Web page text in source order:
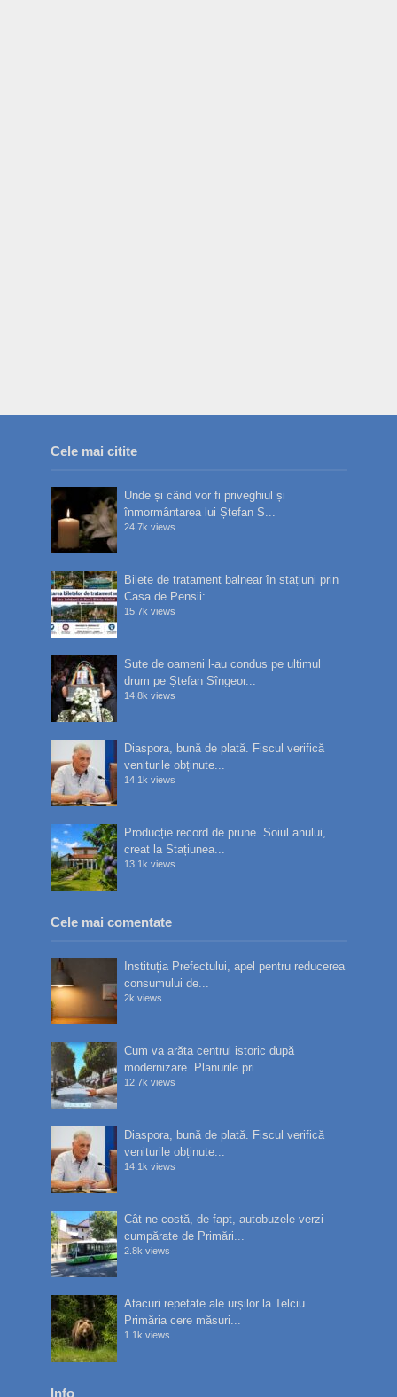
Cele mai citite
Unde și când vor fi priveghiul și
înmormântarea lui Ștefan S...
24.7k views
Bilete de tratament balnear în stațiuni prin
Casa de Pensii:...
15.7k views
Sute de oameni l-au condus pe ultimul
drum pe Ștefan Sîngeor...
14.8k views
Diaspora, bună de plată. Fiscul verifică
veniturile obținute...
14.1k views
Producție record de prune. Soiul anului,
creat la Stațiunea...
13.1k views
Cele mai comentate
Instituția Prefectului, apel pentru reducerea
consumului de...
2k views
Cum va arăta centrul istoric după
modernizare. Planurile pri...
12.7k views
Diaspora, bună de plată. Fiscul verifică
veniturile obținute...
14.1k views
Cât ne costă, de fapt, autobuzele verzi
cumpărate de Primări...
2.8k views
Atacuri repetate ale urșilor la Telciu.
Primăria cere măsuri...
1.1k views
Info